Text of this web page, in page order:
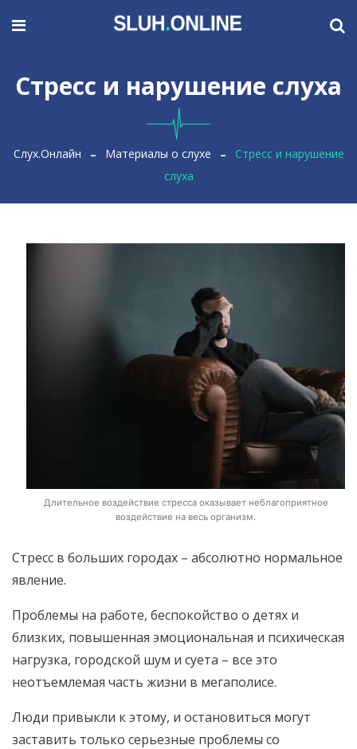
Стресс и нарушение слуха
Слух.Онлайн Материалы о слухе
Стресс и нарушение
слуха
Длительное воздействие стресса оказывает неблагоприятное
воздействие на весь организм.
Стресс в больших городах – абсолютно нормальное
явление.
Проблемы на работе, беспокойство о детях и
близких, повышенная эмоциональная и психическая
нагрузка, городской шум и суета – все это
неотъемлемая часть жизни в мегаполисе.
Люди привыкли к этому, и остановиться могут
заставить только серьезные проблемы со